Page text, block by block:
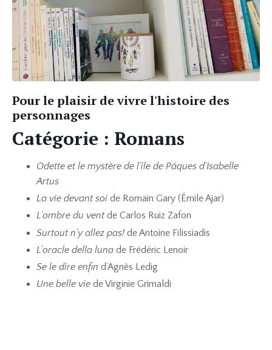
Pour le plaisir de vivre l'histoire des
personnages
Catégorie : Romans
Odette et le mystère de l'île de Pâques d'Isabelle
Artus
La vie devant soi de Romain Gary (Émile Ajar)
L’ombre du vent de Carlos Ruiz Zafon
Surtout n’y allez pas! de Antoine Filissiadis
L’oracle della luna de Frédéric Lenoir
Se le dire enfin d’Agnès Ledig
Une belle vie de Virginie Grimaldi